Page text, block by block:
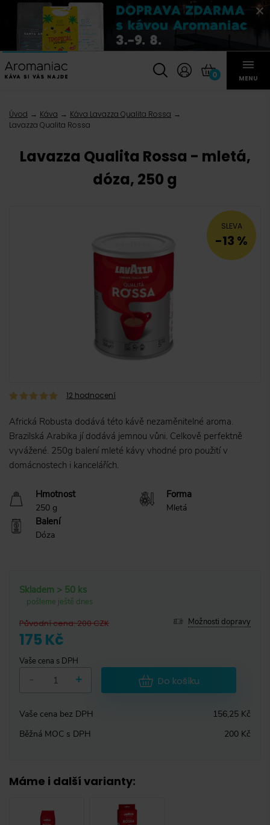
0 MENU
Úvod Káva
Káva Lavazza Qualita Rossa
Lavazza Qualita Rossa
Lavazza Qualita Rossa - mletá,
dóza, 250 g
SLEVA
-13 %
12 hodnocení
Africká Robusta dodává této kávě nezaměnitelné aroma.
Brazilská Arabika jí dodává jemnou vůni. Celkově perfektně
vyvážené. 250g balení mleté kávy vhodné pro použití v
domácnostech i kancelářích.
Hmotnost
250 g
Forma
Mletá
Balení
Dóza
Skladem > 50 ks
pošleme ještě dnes
Původní cena:200CZK
175 Kč
Vaše cena s DPH
Možnosti dopravy
+ Do košíku
Vaše cena bez DPH
156,25 Kč
Běžná MOC s DPH
200 Kč
Máme i další varianty: